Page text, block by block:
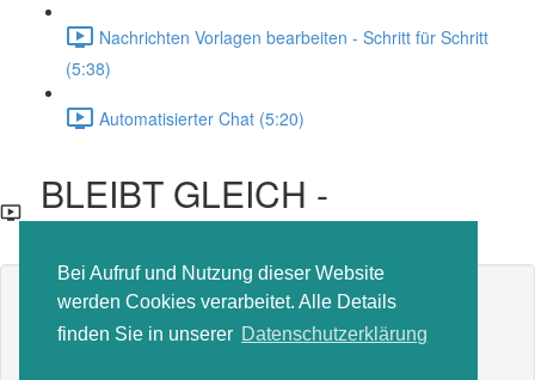
Bei Aufruf und Nutzung dieser Website
werden Cookies verarbeitet. Alle Details
finden Sie in unserer Datenschutzerklärung
Nachrichten Vorlagen bearbeiten - Schritt für Schritt
(5:38)
Automatisierter Chat (5:20)
BLEIBT GLEICH -
Minimierung von Daten
Inhalt der Lektion gesperrt
Wenn Sie bereits eingeschrieben sind,müssen Sie sich
anmelden.